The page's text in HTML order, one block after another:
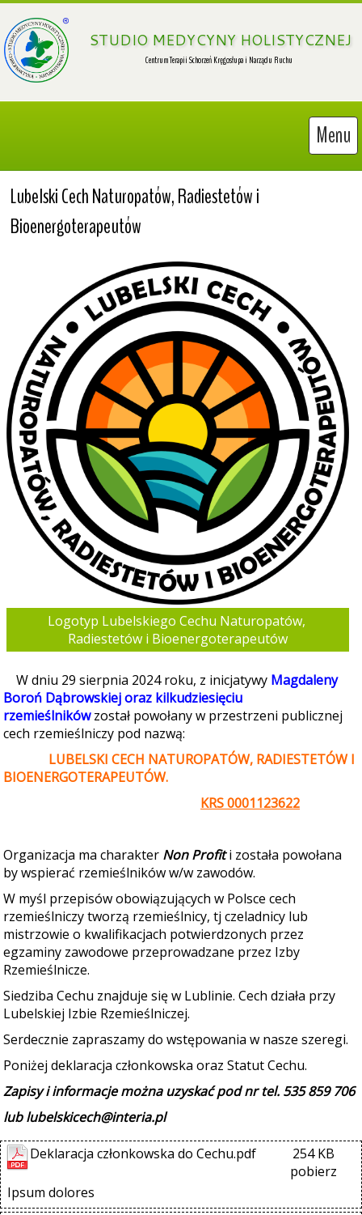
STUDIO MEDYCYNY HOLISTYCZNEJ
Menu
Lubelski Cech Naturopatów, Radiestetów i
Bioenergoterapeutów
Logotyp Lubelskiego Cechu Naturopatów,
Radiestetów i Bioenergoterapeutów
W dniu 29 sierpnia 2024 roku, z inicjatywy Magdaleny
Boroń Dąbrowskiej oraz kilkudziesięciu
rzemieślników został powołany w przestrzeni publicznej
cech rzemieślniczy pod nazwą:
LUBELSKI CECH NATUROPATÓW, RADIESTETÓW I
BIOENERGOTERAPEUTÓW.
KRS 0001123622
Organizacja ma charakter Non Profit i została powołana
by wspierać rzemieślników w/w zawodów.
W myśl przepisów obowiązujących w Polsce cech
rzemieślniczy tworzą rzemieślnicy, tj czeladnicy lub
mistrzowie o kwalifikacjach potwierdzonych przez
egzaminy zawodowe przeprowadzane przez Izby
Rzemieślnicze.
Siedziba Cechu znajduje się w Lublinie. Cech działa przy
Lubelskiej Izbie Rzemieślniczej.
Serdecznie zapraszamy do wstępowania w nasze szeregi.
Poniżej deklaracja członkowska oraz Statut Cechu.
Zapisy i informacje można uzyskać pod nr tel. 535 859 706
lub lubelskicech@interia.pl
Deklaracja członkowska do Cechu.pdf
254 KB
pobierz
Ipsum dolores